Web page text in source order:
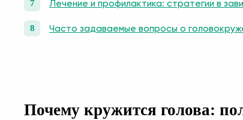
Лечение и профилактика: стратегии в
Часто задаваемые вопросы о
Почему кружится голова: